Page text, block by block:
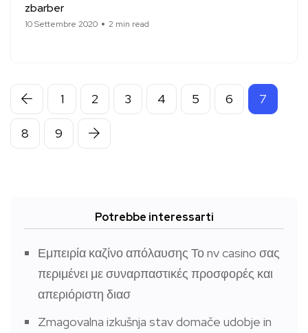
zbarber
10 Settembre 2020 2 min read
1 2 3 4 5 6 7
8 9
Potrebbe interessarti
Εμπειρία καζίνο απόλαυσης Το nv casino σας
περιμένει με συναρπαστικές προσφορές και
απεριόριστη διασ
Zmagovalna izkušnja stav domače udobje in